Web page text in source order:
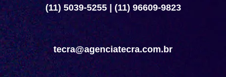
(11) 5039-5255| (11) 96609-9823
tecra@agenciatecra.com.br